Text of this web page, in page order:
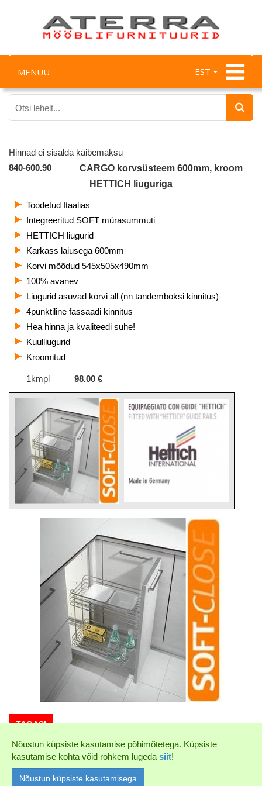
EST
MENÜÜ
Hinnad ei sisalda käibemaksu
840-600.90
CARGO korvsüsteem 600mm, kroom
HETTICH liuguriga
Toodetud Itaalias
Integreeritud SOFT mürasummuti
HETTICH liugurid
Karkass laiusega 600mm
Korvi mõõdud 545x505x490mm
100% avanev
Liugurid asuvad korvi all (nn tandemboksi kinnitus)
4punktiline fassaadi kinnitus
Hea hinna ja kvaliteedi suhe!
Kuulliugurid
Kroomitud
1kmpl 98.00 €
TAGASI
All Rights Reserved ©2026
Nõustun küpsiste kasutamise põhimõtetega. Küpsiste
kasutamise kohta võid rohkem lugeda siit!